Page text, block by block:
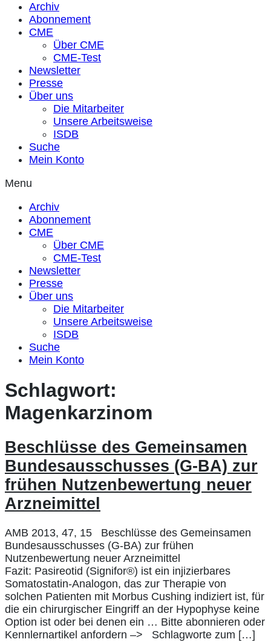
Archiv
Abonnement
CME
Über CME
CME-Test
Newsletter
Presse
Über uns
Die Mitarbeiter
Unsere Arbeitsweise
ISDB
Suche
Mein Konto
Menu
Archiv
Abonnement
CME
Über CME
CME-Test
Newsletter
Presse
Über uns
Die Mitarbeiter
Unsere Arbeitsweise
ISDB
Suche
Mein Konto
Schlagwort:
Magenkarzinom
Beschlüsse des Gemeinsamen
Bundesausschusses (G-BA) zur
frühen Nutzenbewertung neuer
Arzneimittel
AMB 2013, 47, 15 Beschlüsse des Gemeinsamen
Bundesausschusses (G-BA) zur frühen
Nutzenbewertung neuer Arzneimittel
Fazit: Pasireotid (Signifor®) ist ein injizierbares
Somatostatin-Analogon, das zur Therapie von
solchen Patienten mit Morbus Cushing indiziert ist, für
die ein chirurgischer Eingriff an der Hypophyse keine
Option ist oder bei denen ein … Bitte abonnieren oder
Kennlernartikel anfordern –> Schlagworte zum […]